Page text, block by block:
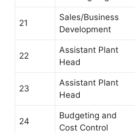
21
Sales/Business
Development
22
Assistant Plant
Head
23
Assistant Plant
Head
24
Budgeting and
Cost Control